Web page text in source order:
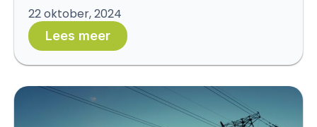
22 oktober, 2024
Lees meer